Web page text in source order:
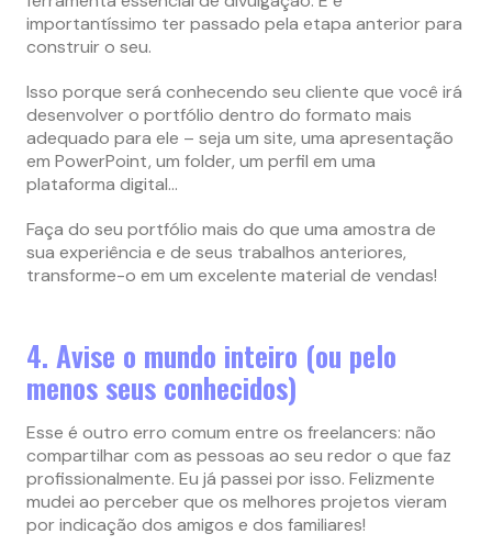
importantíssimo ter passado pela etapa anterior para
construir o seu.
Isso porque será conhecendo seu cliente que você irá
desenvolver o portfólio dentro do formato mais
adequado para ele – seja um site, uma apresentação
em PowerPoint, um folder, um perfil em uma
plataforma digital…
Faça do seu portfólio mais do que uma amostra de
sua experiência e de seus trabalhos anteriores,
transforme-o em um excelente material de vendas!
4. Avise o mundo inteiro (ou pelo
menos seus conhecidos)
Esse é outro erro comum entre os freelancers: não
compartilhar com as pessoas ao seu redor o que faz
profissionalmente. Eu já passei por isso. Felizmente
mudei ao perceber que os melhores projetos vieram
por indicação dos amigos e dos familiares!